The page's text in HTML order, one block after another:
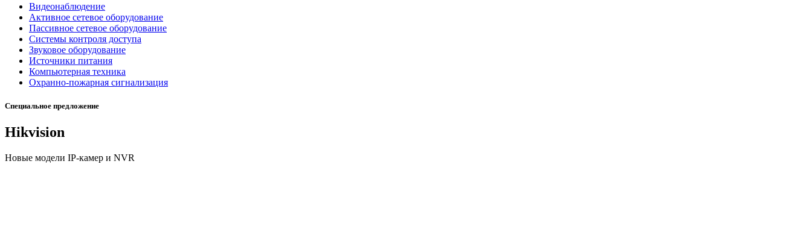
Видеонаблюдение
Активное сетевое оборудование
Пассивное сетевое оборудование
Системы контроля доступа
Звуковое оборудование
Источники питания
Компьютерная техника
Охранно-пожарная сигнализация
Специальное предложение
Hikvision
Новые модели IP-камер и NVR